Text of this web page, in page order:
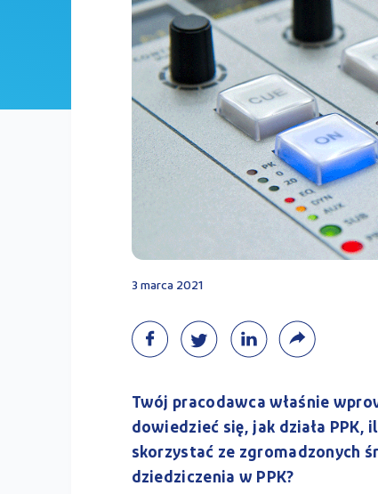
3 marca 2021
Twój pracodawca właśnie
dowiedzieć się, jak działa PPK,
skorzystać ze zgromadzonych
dziedziczenia w PPK?